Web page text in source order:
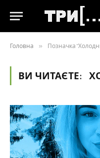
Головна » Позначка
ВИ ЧИТАЄТЕ: